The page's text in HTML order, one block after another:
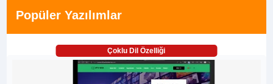
Popüler Yazılımlar
Çoklu Dil Özelliği